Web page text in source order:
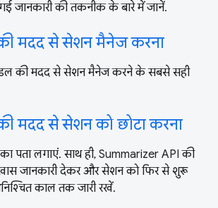
जानकारी की तकनीक के बारे में जानें.
मदद से सेशन मैनेज करना
की मदद से सेशन मैनेज करने के सबसे सही
मदद से सेशन को छोटा करना
पता लगाएं. साथ ही, Summarizer API की
जानकारी देकर और सेशन को फिर से शुरू
काल तक जारी रखें.